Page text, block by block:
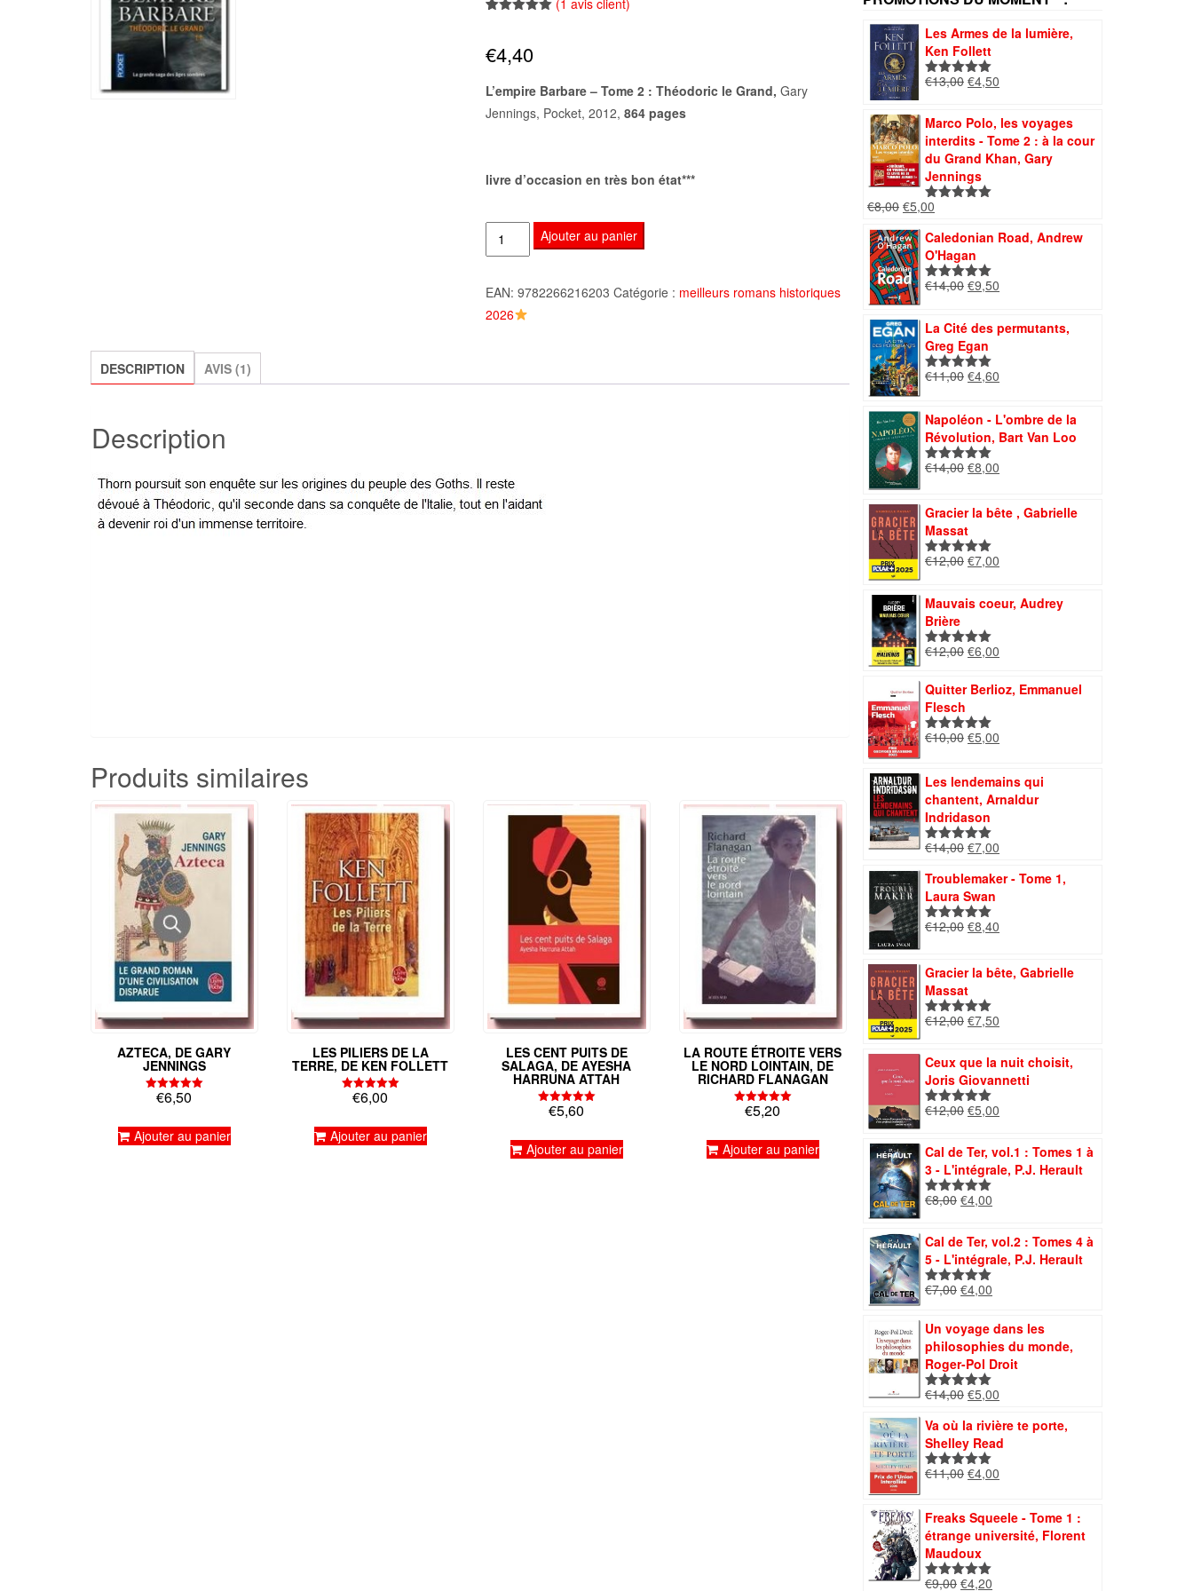
basé sur
notation
(1 avis client)
€4,40
L’empire Barbare – Tome 2 : Théodoric le Grand, Gary
Jennings, Pocket, 2012, 864 pages
livre d’occasion en très bon état***
quantité
de
Barbare
-
:
Gary
Jennings
Ajouter au panier
EAN: 9782266216203 Catégorie : meilleurs romans historiques
2026
DESCRIPTION AVIS (1)
Description
Produits similaires
AZTECA, DE GARY
JENNINGS
Note
5.00
€6,50
Ajouter au panier
LES PILIERS DE LA
TERRE, DE KEN FOLLETT
Note
5.00
€6,00
Ajouter au panier
LES CENT PUITS DE
SALAGA, DE AYESHA
HARRUNA ATTAH
Note
5.00
€5,60
Ajouter au panier
LA ROUTE ÉTROITE VERS
LE NORD LOINTAIN, DE
RICHARD FLANAGAN
Note
5.00
€5,20
Ajouter au panier
Les Armes de la lumière,
Ken Follett
Note5.00
€13,00 Le
initial
était :
€13,00.
€4,50
actuel
est :
€4,50.
Marco Polo, les voyages
interdits - Tome 2 : à la cour
du Grand Khan, Gary
Jennings
Note
€8,00 Le
initial
était :
€8,00.
€5,00
actuel
est :
€5,00.
Caledonian Road, Andrew
O'Hagan
Note5.00
€14,00 Le
initial
était :
€14,00.
€9,50
est :
La Cité des permutants,
Greg Egan
Note5.00
€11,00 Le
était :
€11,00.
€4,60
est :
€4,60.
Napoléon - L'ombre de la
Révolution, Bart Van Loo
Note5.00
€14,00 Le
était :
€14,00.
€8,00
est :
Gracier la bête , Gabrielle
Massat
Note5.00
€12,00 Le
initial
était :
€12,00.
€7,00
actuel
est :
Mauvais coeur, Audrey
Brière
Note5.00
€12,00 Le
initial
€12,00.
€6,00
actuel
Quitter Berlioz, Emmanuel
Flesch
Note5.00
€10,00 Le
était :
€10,00.
€5,00
est :
€5,00.
Les lendemains qui
chantent, Arnaldur
Indridason
Note5.00
€14,00 Le
initial
était :
€14,00.
€7,00
actuel
Troublemaker - Tome 1,
Laura Swan
Note5.00
€12,00 Le
était :
€12,00.
€8,40
est :
Gracier la bête, Gabrielle
Massat
Note5.00
€12,00 Le
initial
était :
€12,00.
€7,50
actuel
est :
€7,50.
Ceux que la nuit choisit,
Joris Giovannetti
Note5.00
€12,00 Le
initial
était :
€12,00.
€5,00
actuel
est :
€5,00.
Cal de Ter, vol.1 : Tomes 1 à
3 - L'intégrale, P.J. Herault
Note5.00
€8,00 Le
initial
était :
€8,00.
€4,00
actuel
est :
€4,00.
Cal de Ter, vol.2 : Tomes 4 à
5 - L'intégrale, P.J. Herault
Note5.00
€7,00 Le
initial
était :
€7,00.
€4,00
actuel
est :
€4,00.
Un voyage dans les
philosophies du monde,
Roger-Pol Droit
Note5.00
€14,00 Le
initial
était :
€14,00.
€5,00
actuel
est :
Va où la rivière te porte,
Shelley Read
Note5.00
€11,00 Le
était :
€11,00.
€4,00
est :
€4,00.
Freaks Squeele - Tome 1 :
étrange université, Florent
Maudoux
Note5.00
€9,00 Le
€4,20